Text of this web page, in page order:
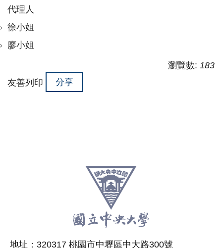
代理人
徐小姐
廖小姐
瀏覽數: 183
友善列印
分享
相
地址：320317 桃園市中壢區中大路300號